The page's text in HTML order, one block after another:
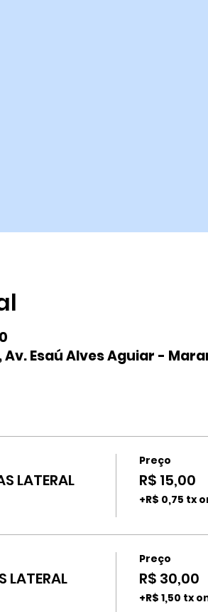
Av. Esaú Alves Aguiar -
LATERAL
Preço
R$ 15,00
+R$ 0,75 tx
LATERAL
Preço
R$ 30,00
+R$ 1,50 tx